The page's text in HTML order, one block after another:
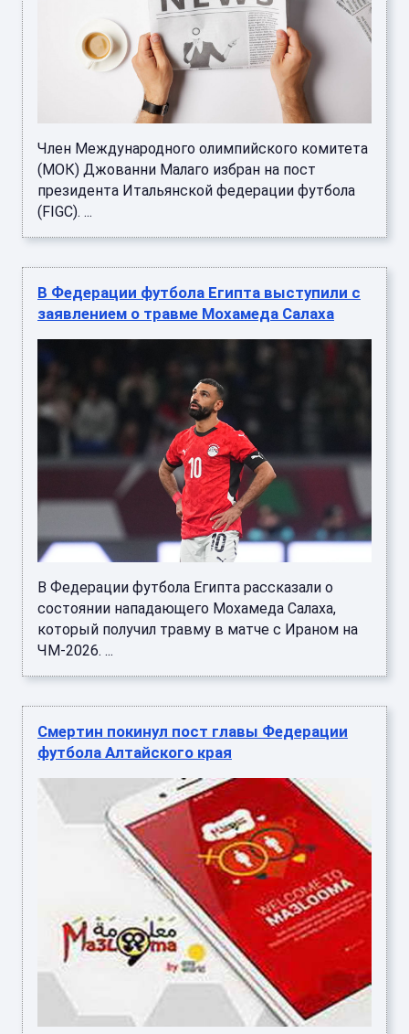
Член Международного олимпийского комитета
(МОК) Джованни Малаго избран на пост
президента Итальянской федерации футбола
(FIGC). ...
В Федерации футбола Египта выступили с
заявлением о травме Мохамеда Салаха
В Федерации футбола Египта рассказали о
состоянии нападающего Мохамеда Салаха,
который получил травму в матче с Ираном на
ЧМ-2026. ...
Смертин покинул пост главы Федерации
футбола Алтайского края